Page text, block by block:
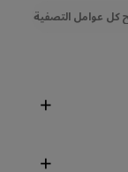
كل عوامل التصفية